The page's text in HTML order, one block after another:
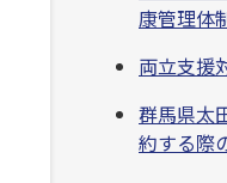
康管理体
両立支援
群馬県太
約する際